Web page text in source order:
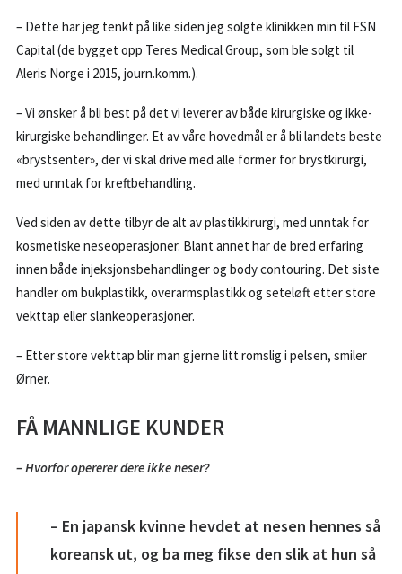
– Dette har jeg tenkt på like siden jeg solgte klinikken min til FSN
Capital (de bygget opp Teres Medical Group, som ble solgt til
Aleris Norge i 2015, journ.komm.).
– Vi ønsker å bli best på det vi leverer av både kirurgiske og ikke-
kirurgiske behandlinger. Et av våre hovedmål er å bli landets beste
«brystsenter», der vi skal drive med alle former for brystkirurgi,
med unntak for kreftbehandling.
Ved siden av dette tilbyr de alt av plastikkirurgi, med unntak for
kosmetiske neseoperasjoner. Blant annet har de bred erfaring
innen både injeksjonsbehandlinger og body contouring. Det siste
handler om bukplastikk, overarmsplastikk og seteløft etter store
vekttap eller slankeoperasjoner.
– Etter store vekttap blir man gjerne litt romslig i pelsen, smiler
Ørner.
FÅ MANNLIGE KUNDER
– Hvorfor opererer dere ikke neser?
– En japansk kvinne hevdet at nesen hennes så
koreansk ut, og ba meg fikse den slik at hun så